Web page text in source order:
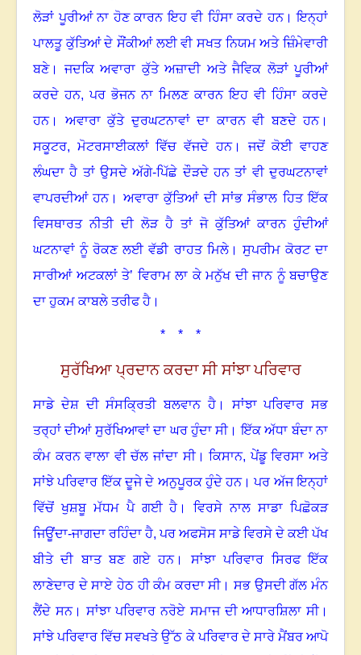
ਲੋੜਾਂ ਪੂਰੀਆਂ ਨਾ ਹੋਣ ਕਾਰਨ ਇਹ ਵੀ ਹਿੰਸਾ ਕਰਦੇ ਹਨ। ਇਨ੍ਹਾਂ
ਪਾਲਤੂ ਕੁੱਤਿਆਂ ਦੇ ਸੌਂਕੀਆਂ ਲਈ ਵੀ ਸਖਤ ਨਿਯਮ ਅਤੇ ਜ਼ਿੰਮੇਵਾਰੀ
ਬਣੇ।ਜਦਕਿ ਅਵਾਰਾ ਕੁੱਤੇ ਅਜ਼ਾਦੀ ਅਤੇ ਜੈਵਿਕ ਲੋੜਾਂ ਪੂਰੀਆਂ
ਕਰਦੇ ਹਨ,ਪਰ ਭੋਜਨ ਨਾ ਮਿਲਣ ਕਾਰਨ ਇਹ ਵੀ ਹਿੰਸਾ ਕਰਦੇ
ਹਨ। ਅਵਾਰਾ ਕੁੱਤੇ ਦੁਰਘਟਨਾਵਾਂ ਦਾ ਕਾਰਨ ਵੀ ਬਣਦੇ ਹਨ।
ਸਕੂਟਰ, ਮੋਟਰਸਾਈਕਲਾਂ ਵਿੱਚ ਵੱਜਦੇ ਹਨ।ਜਦੋਂ ਕੋਈ ਵਾਹਣ
ਲੰਘਦਾ ਹੈ ਤਾਂ ਉਸਦੇ ਅੱਗੇ-ਪਿੱਛੇ ਦੌੜਦੇ ਹਨ ਤਾਂ ਵੀ ਦੁਰਘਟਨਾਵਾਂ
ਵਾਪਰਦੀਆਂ ਹਨ। ਅਵਾਰਾ ਕੁੱਤਿਆਂ ਦੀ ਸਾਂਭ ਸੰਭਾਲ ਹਿਤ ਇੱਕ
ਵਿਸਥਾਰਤ ਨੀਤੀ ਦੀ ਲੋੜ ਹੈ ਤਾਂ ਜੋ ਕੁੱਤਿਆਂ ਕਾਰਨ ਹੁੰਦੀਆਂ
ਘਟਨਾਵਾਂ ਨੂੰ ਰੋਕਣ ਲਈ ਵੱਡੀ ਰਾਹਤ ਮਿਲੇ। ਸੁਪਰੀਮ ਕੋਰਟ ਦਾ
ਸਾਰੀਆਂ ਅਟਕਲਾਂ ਤੇ’ ਵਿਰਾਮ ਲਾ ਕੇ ਮਨੁੱਖ ਦੀ ਜਾਨ ਨੂੰ ਬਚਾਉਣ
ਦਾ ਹੁਕਮ ਕਾਬਲੇ ਤਰੀਫ ਹੈ ।
* * *
ਸੁਰੱਖਿਆ ਪ੍ਰਦਾਨ ਕਰਦਾ ਸੀ ਸਾਂਝਾ ਪਰਿਵਾਰ
ਸਾਡੇ ਦੇਸ਼ ਦੀ ਸੰਸਕ੍ਰਿਤੀ ਬਲਵਾਨ ਹੈ। ਸਾਂਝਾ ਪਰਿਵਾਰ ਸਭ
ਤਰ੍ਹਾਂ ਦੀਆਂ ਸੁਰੱਖਿਆਵਾਂ ਦਾ ਘਰ ਹੁੰਦਾ ਸੀ।ਇੱਕ ਅੱਧਾ ਬੰਦਾ ਨਾ
ਕੰਮ ਕਰਨ ਵਾਲਾ ਵੀ ਚੱਲ ਜਾਂਦਾ ਸੀ।ਕਿਸਾਨ,ਪੇਂਡੂ ਵਿਰਸਾ ਅਤੇ
ਸਾਂਝੇ ਪਰਿਵਾਰ ਇੱਕ ਦੂਜੇ ਦੇ ਅਨੁਪੂਰਕ ਹੁੰਦੇ ਹਨ।ਪਰ ਅੱਜ ਇਨ੍ਹਾਂ
ਵਿੱਚੋਂ ਖੁਸ਼ਬੂ ਮੱਧਮ ਪੈ ਗਈ ਹੈ ।ਵਿਰਸੇ ਨਾਲ ਸਾਡਾ ਪਿਛੋਕੜ
ਜਿਊਂਦਾ-ਜਾਗਦਾ ਰਹਿੰਦਾ ਹੈ,ਪਰ ਅਫਸੋਸ ਸਾਡੇ ਵਿਰਸੇ ਦੇ ਕਈ ਪੱਖ
ਬੀਤੇ ਦੀ ਬਾਤ ਬਣ ਗਏ ਹਨ। ਸਾਂਝਾ ਪਰਿਵਾਰ ਸਿਰਫ ਇੱਕ
ਲਾਣੇਦਾਰ ਦੇ ਸਾਏ ਹੇਠ ਹੀ ਕੰਮ ਕਰਦਾ ਸੀ।ਸਭ ਉਸਦੀ ਗੱਲ ਮੰਨ
ਲੈਂਦੇ ਸਨ। ਸਾਂਝਾ ਪਰਿਵਾਰ ਨਰੋਏ ਸਮਾਜ ਦੀ ਆਧਾਰਸ਼ਿਲਾ ਸੀ।
ਸਾਂਝੇ ਪਰਿਵਾਰ ਵਿੱਚ ਸਵਖਤੇ ਉੱਠ ਕੇ ਪਰਿਵਾਰ ਦੇ ਸਾਰੇ ਮੈਂਬਰ ਆਪੋ